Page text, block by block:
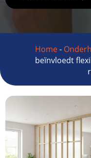
Home-
beïnvloedt